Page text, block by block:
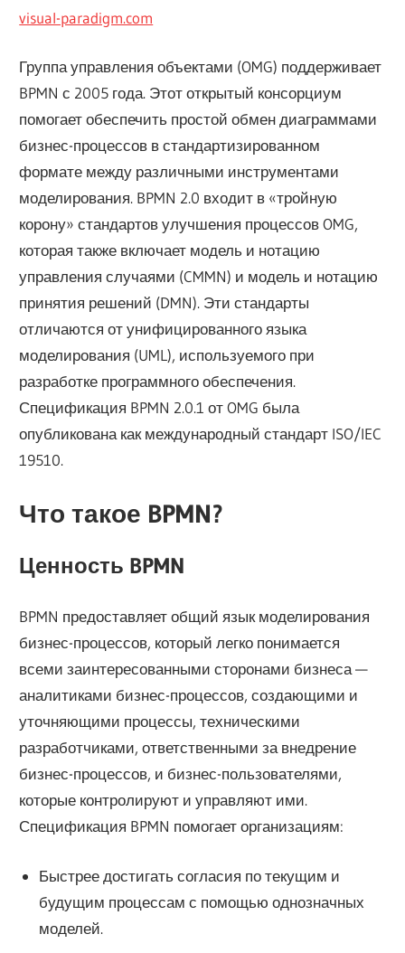
visual-paradigm.com
Группа управления объектами (OMG) поддерживает
BPMN с 2005 года. Этот открытый консорциум
помогает обеспечить простой обмен диаграммами
бизнес-процессов в стандартизированном
формате между различными инструментами
моделирования. BPMN 2.0 входит в «тройную
корону» стандартов улучшения процессов OMG,
которая также включает модель и нотацию
управления случаями (CMMN) и модель и нотацию
принятия решений (DMN). Эти стандарты
отличаются от унифицированного языка
моделирования (UML), используемого при
разработке программного обеспечения.
Спецификация BPMN 2.0.1 от OMG была
опубликована как международный стандарт ISO/IEC
19510.
Что такое BPMN?
Ценность BPMN
BPMN предоставляет общий язык моделирования
бизнес-процессов, который легко понимается
всеми заинтересованными сторонами бизнеса —
аналитиками бизнес-процессов, создающими и
уточняющими процессы, техническими
разработчиками, ответственными за внедрение
бизнес-процессов, и бизнес-пользователями,
которые контролируют и управляют ими.
Спецификация BPMN помогает организациям:
Быстрее достигать согласия по текущим и
будущим процессам с помощью однозначных
моделей.